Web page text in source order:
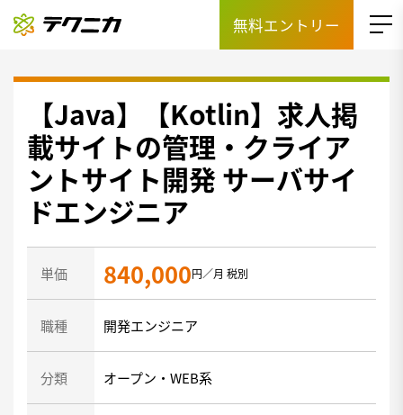
無料エントリー
【Java】【Kotlin】求人掲
載サイトの管理・クライア
ントサイト開発 サーバサイ
ドエンジニア
単価 840,000円／月 税別
職種 開発エンジニア
分類 オープン・WEB系